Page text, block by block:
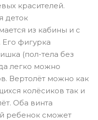
красителей.
деток
из кабины и с
фигурка
(пол-тела без
легко можно
Вертолёт можно как
колёсиков так и
Оба винта
ребенок сможет